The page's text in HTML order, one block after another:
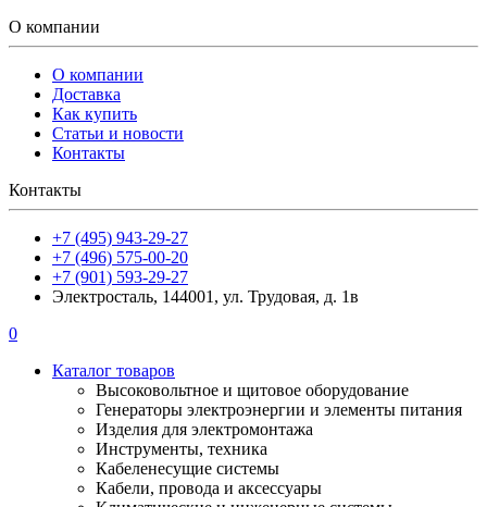
О компании
О компании
Доставка
Как купить
Статьи и новости
Контакты
Контакты
+7 (495) 943-29-27
+7 (496) 575-00-20
+7 (901) 593-29-27
Электросталь, 144001, ул. Трудовая, д. 1в
0
Каталог товаров
Высоковольтное и щитовое оборудование
Генераторы электроэнергии и элементы питания
Изделия для электромонтажа
Инструменты, техника
Кабеленесущие системы
Кабели, провода и аксессуары